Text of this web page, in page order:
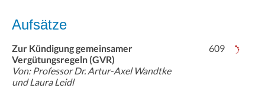
Aufsätze
Zur Kündigung gemeinsamer
Vergütungsregeln (GVR)
Von: Professor Dr. Artur-Axel Wandtke
und Laura Leidl
609